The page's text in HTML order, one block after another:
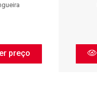
preço